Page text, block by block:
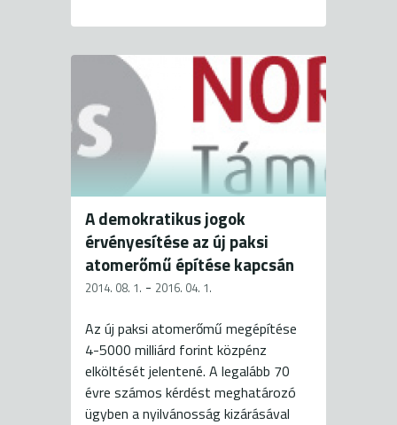
A demokratikus jogok
érvényesítése az új paksi
atomerőmű építése kapcsán
2014. 08. 1. - 2016. 04. 1.
Az új paksi atomerőmű megépítése
4-5000 milliárd forint közpénz
elköltését jelentené. A legalább 70
évre számos kérdést meghatározó
ügyben a nyilvánosság kizárásával